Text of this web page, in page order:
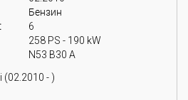
Бензин
6
258 PS - 190 kW
N53 B30 A
(02.2010 - )